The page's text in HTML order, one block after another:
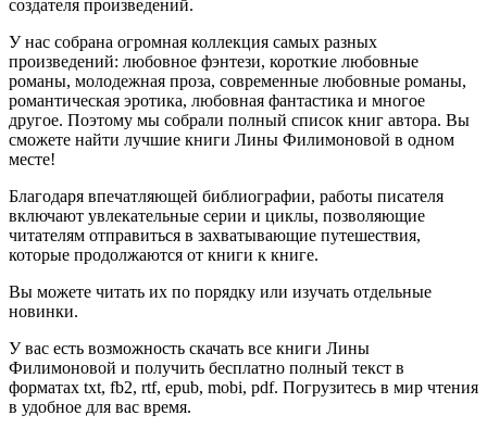
создателя произведений.
У нас собрана огромная коллекция самых разных
произведений: любовное фэнтези, короткие любовные
романы, молодежная проза, современные любовные романы,
романтическая эротика, любовная фантастика и многое
другое. Поэтому мы собрали полный список книг автора. Вы
сможете найти лучшие книги Лины Филимоновой в одном
месте!
Благодаря впечатляющей библиографии, работы писателя
включают увлекательные серии и циклы, позволяющие
читателям отправиться в захватывающие путешествия,
которые продолжаются от книги к книге.
Вы можете читать их по порядку или изучать отдельные
новинки.
У вас есть возможность скачать все книги Лины
Филимоновой и получить бесплатно полный текст в
форматах txt, fb2, rtf, epub, mobi, pdf. Погрузитесь в мир чтения
в удобное для вас время.